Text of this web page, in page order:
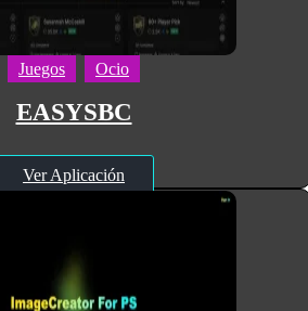
Juegos Ocio
EASYSBC
Ver Aplicación